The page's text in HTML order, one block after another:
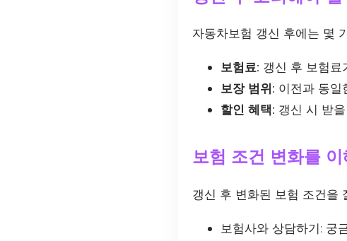
자동차보험 갱신 후에는 몇
보험료: 갱신 후 보험료
보장 범위: 이전과 동일
할인 혜택: 갱신 시 받
보험 조건 변화를
갱신 후 변화된 보험 조건을
보험사와 상담하기: 궁